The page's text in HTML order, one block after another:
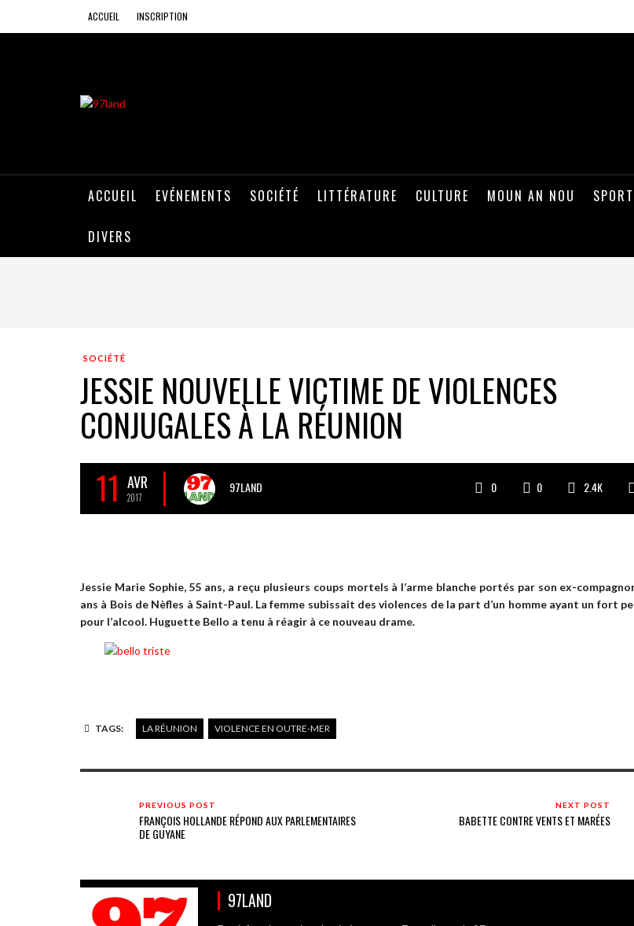
ACCUEIL INSCRIPTION
ACCUEIL EVÉNEMENTS SOCIÉTÉ LITTÉRATURE CULTURE MOUN AN NOU
DIVERS
SOCIÉTÉ
JESSIE NOUVELLE VICTIME DE VIOLENCES
CONJUGALES À LA RÉUNION
11 AVR
2017
97LAND 0 0 2.4K
Jessie Marie Sophie, 55 ans, a reçu plusieurs coups mortels à l’arme blanche portés par son ex-
ans à Bois de Nèfles à Saint-Paul. La femme subissait des violences de la part d’un homme ayant un fort
pour l’alcool. Huguette Bello a tenu à réagir à ce nouveau drame.
TAGS: LA RÉUNION VIOLENCE EN OUTRE-MER
PREVIOUS POST
FRANÇOIS HOLLANDE RÉPOND AUX PARLEMENTAIRES
DE GUYANE
NEXT POST
BABETTE CONTRE VENTS ET MARÉES
97LAND